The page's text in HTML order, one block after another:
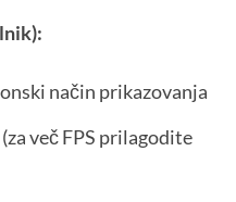
način prikazovanja
več FPS prilagodite